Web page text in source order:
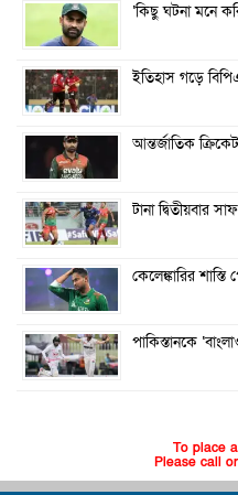
‘কিছু ঘটনা মনে
ইতিহাস গড়ে
আন্তর্জাতিক
টানা দ্বিতীয়বার
কেলেঙ্কারির
পাকিস্তানকে
To place
Please call